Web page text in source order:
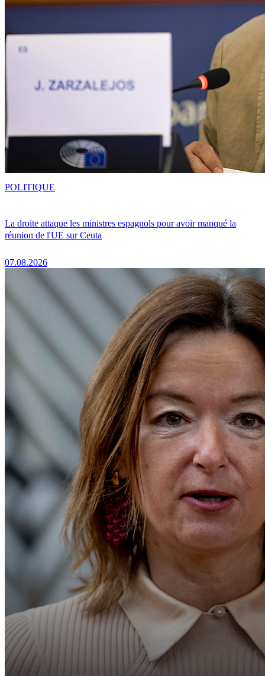
La droite attaque les ministres espagnols pour avoir manqué la
réunion de l'UE sur Ceuta
07.08.2026
POLITIQUE